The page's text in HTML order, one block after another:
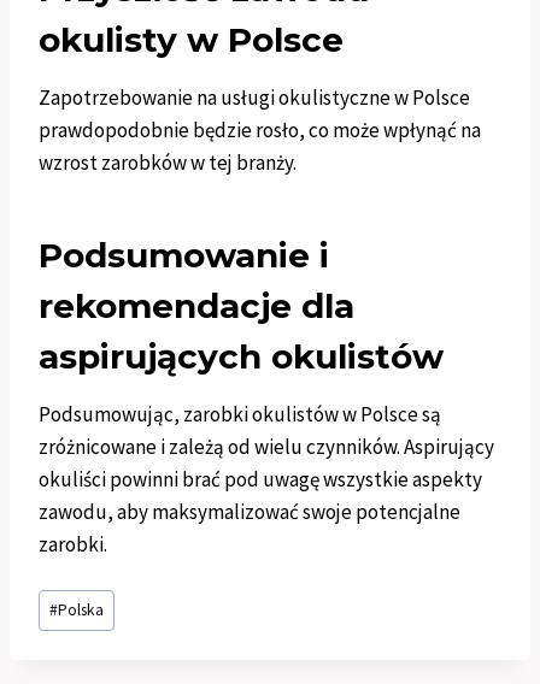
okulisty w Polsce
Zapotrzebowanie na usługi okulistyczne w Polsce
prawdopodobnie będzie rosło, co może wpłynąć na
wzrost zarobków w tej branży.
Podsumowanie i
rekomendacje dla
aspirujących okulistów
Podsumowując, zarobki okulistów w Polsce są
zróżnicowane i zależą od wielu czynników. Aspirujący
okuliści powinni brać pod uwagę wszystkie aspekty
zawodu, aby maksymalizować swoje potencjalne
zarobki.
Tagi
wpisu:
#Polska